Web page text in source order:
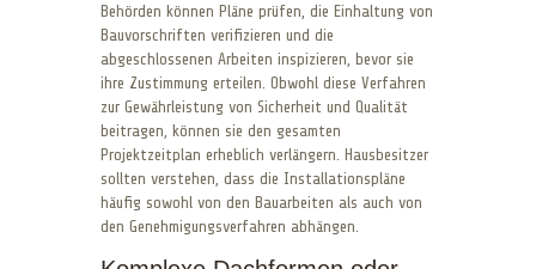
Behörden können Pläne prüfen, die Einhaltung von
Bauvorschriften verifizieren und die
abgeschlossenen Arbeiten inspizieren, bevor sie
ihre Zustimmung erteilen. Obwohl diese Verfahren
zur Gewährleistung von Sicherheit und Qualität
beitragen, können sie den gesamten
Projektzeitplan erheblich verlängern. Hausbesitzer
sollten verstehen, dass die Installationspläne
häufig sowohl von den Bauarbeiten als auch von
den Genehmigungsverfahren abhängen.